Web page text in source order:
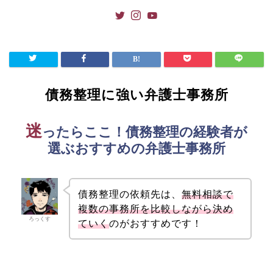
債務整理に強い弁護士事務所
迷ったらここ！債務整理の経験者が
選ぶおすすめの弁護士事務所
ろっくす
債務整理の依頼先は、 無料相談で
複数の事務所を比較しながら決め
ていくのがおすすめです！